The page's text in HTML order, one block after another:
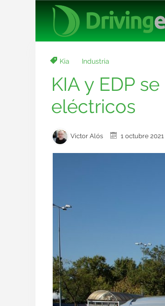
Kia Industria
KIA y EDP
eléctricos
Victor Alós 1 octubre